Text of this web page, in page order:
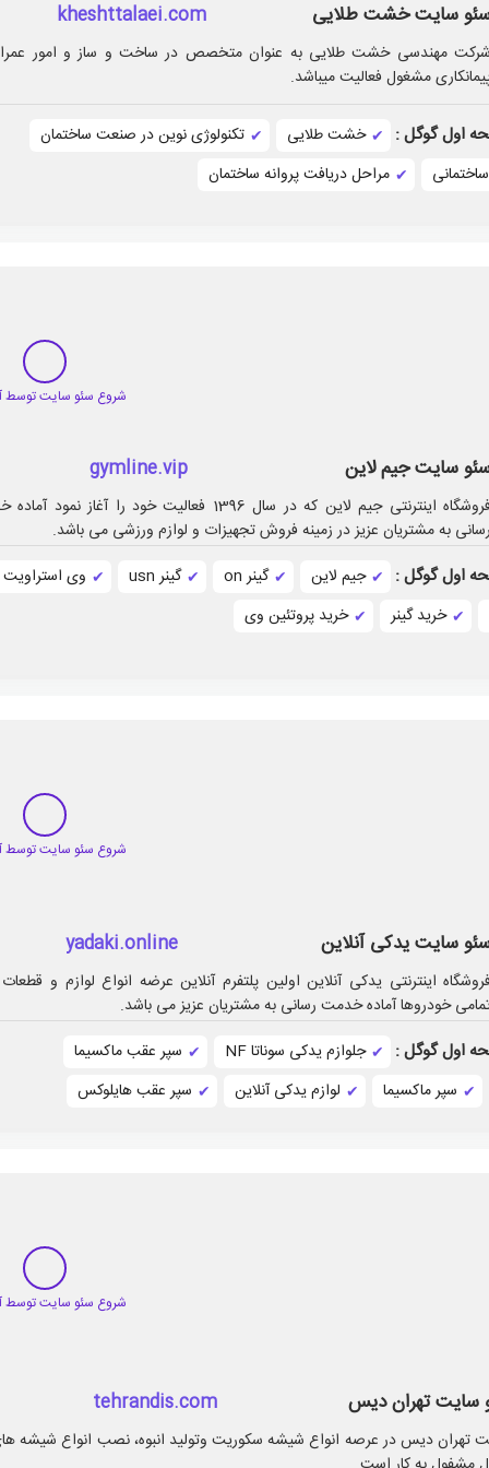
سایت خشت طلایی kheshttalaei.com
مهندسی خشت طلایی به عنوان متخصص در ساخت و ساز و امور
مشغول فعالیت میباشد.
اول گوگل : خشت طلایی
تکنولوژی نوین در صنعت ساختمان
مراحل دریافت پروانه ساختمان
سایت جیم لاین gymline.vip
فروشگاه اینترنتی جیم لاین که در سال 1396 فعالیت خود را آغاز
به مشتریان عزیز در زمینه فروش تجهیزات و لوازم ورزشی می باشد.
اول گوگل : جیم لاین گینر on گینر usn
وی استراویت
خرید گینر
خرید پروتئین وی
سایت یدکی آنلاین yadaki.online
اینترنتی یدکی آنلاین اولین پلتفرم آنلاین عرضه انواع لوازم و
خودروها آماده خدمت رسانی به مشتریان عزیز می باشد.
اول گوگل : جلوازم یدکی سوناتا NF
سپر عقب ماکسیما
سپر ماکسیما
لوازم یدکی آنلاین سپر عقب هایلوکس
سایت تهران دیس tehrandis.com
تهران دیس در عرصه انواع شیشه سکوریت وتولید انبوه، نصب انواع شیشه